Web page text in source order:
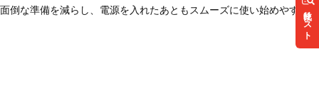
リスト
面倒な準備を減らし、電源を入れたあともスムーズに使い始めやすい